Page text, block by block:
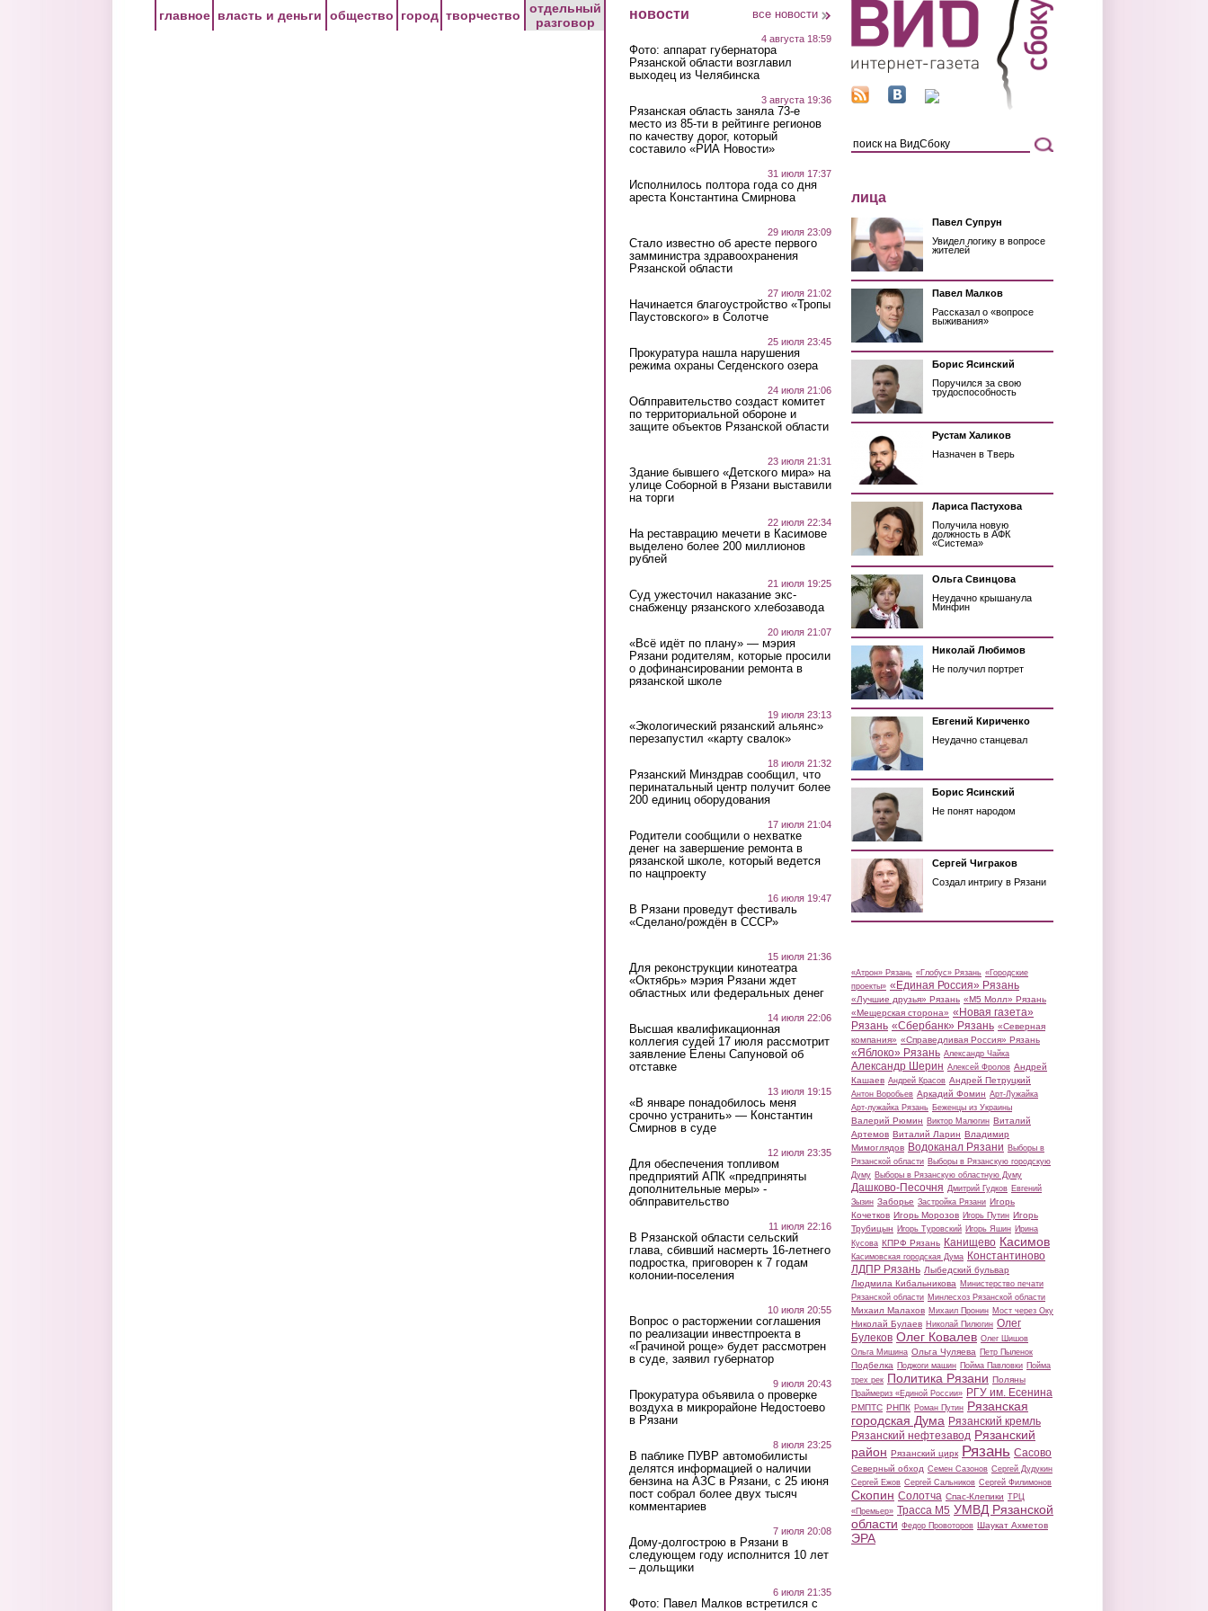
главное власть и деньги общество город творчество
отдельный
разговор
новости все новости
4 августа 18:59
Фото: аппарат губернатора
Рязанской области возглавил
выходец из Челябинска
3 августа 19:36
Рязанская область заняла 73-е
место из 85-ти в рейтинге регионов
по качеству дорог, который
составило «РИА Новости»
31 июля 17:37
Исполнилось полтора года со дня
ареста Константина Смирнова
29 июля 23:09
Стало известно об аресте первого
замминистра здравоохранения
Рязанской области
27 июля 21:02
Начинается благоустройство «Тропы
Паустовского» в Солотче
25 июля 23:45
Прокуратура нашла нарушения
режима охраны Сегденского озера
24 июля 21:06
Облправительство создаст комитет
по территориальной обороне и
защите объектов Рязанской области
23 июля 21:31
Здание бывшего «Детского мира» на
улице Соборной в Рязани выставили
на торги
22 июля 22:34
На реставрацию мечети в Касимове
выделено более 200 миллионов
рублей
21 июля 19:25
Суд ужесточил наказание экс-
снабженцу рязанского хлебозавода
20 июля 21:07
«Всё идёт по плану» — мэрия
Рязани родителям, которые просили
о дофинансировании ремонта в
рязанской школе
19 июля 23:13
«Экологический рязанский альянс»
перезапустил «карту свалок»
18 июля 21:32
Рязанский Минздрав сообщил, что
перинатальный центр получит более
200 единиц оборудования
17 июля 21:04
Родители сообщили о нехватке
денег на завершение ремонта в
рязанской школе, который ведется
по нацпроекту
16 июля 19:47
В Рязани проведут фестиваль
«Сделано/рождён в СССР»
15 июля 21:36
Для реконструкции кинотеатра
«Октябрь» мэрия Рязани ждет
областных или федеральных денег
14 июля 22:06
Высшая квалификационная
коллегия судей 17 июля рассмотрит
заявление Елены Сапуновой об
отставке
13 июля 19:15
«В январе понадобилось меня
срочно устранить» — Константин
Смирнов в суде
12 июля 23:35
Для обеспечения топливом
предприятий АПК «предприняты
дополнительные меры» -
облправительство
11 июля 22:16
В Рязанской области сельский
глава, сбивший насмерть 16-летнего
подростка, приговорен к 7 годам
колонии-поселения
10 июля 20:55
Вопрос о расторжении соглашения
по реализации инвестпроекта в
«Грачиной роще» будет рассмотрен
в суде, заявил губернатор
9 июля 20:43
Прокуратура объявила о проверке
воздуха в микрорайоне Недостоево
в Рязани
8 июля 23:25
В паблике ПУВР автомобилисты
делятся информацией о наличии
бензина на АЗС в Рязани, с 25 июня
пост собрал более двух тысяч
комментариев
7 июля 20:08
Дому-долгострою в Рязани в
следующем году исполнится 10 лет
– дольщики
6 июля 21:35
Фото: Павел Малков встретился с
лица
Павел Супрун
Увидел логику в вопросе
жителей
Павел Малков
Рассказал о «вопросе
выживания»
Борис Ясинский
Поручился за свою
трудоспособность
Рустам Халиков
Назначен в Тверь
Лариса Пастухова
Получила новую
должность в АФК
«Система»
Ольга Свинцова
Неудачно крышанула
Минфин
Николай Любимов
Не получил портрет
Евгений Кириченко
Неудачно станцевал
Борис Ясинский
Не понят народом
Сергей Чиграков
Создал интригу в Рязани
«Атрон» Рязань «Глобус» Рязань «Городские
проекты» «Единая Россия» Рязань
«Лучшие друзья» Рязань «М5 Молл» Рязань
«Мещерская сторона» «Новая газета»
Рязань «Сбербанк» Рязань «Северная
компания» «Справедливая Россия» Рязань
«Яблоко» Рязань Александр Чайка
Александр Шерин Алексей Фролов Андрей
Кашаев Андрей Красов Андрей Петруцкий
Антон Воробьев Аркадий Фомин Арт-Лужайка
Арт-лужайка Рязань Беженцы из Украины
Валерий Рюмин Виктор Малюгин Виталий
Артемов Виталий Ларин Владимир
Мимоглядов Водоканал Рязани Выборы в
Рязанской области Выборы в Рязанскую городскую
Думу Выборы в Рязанскую областную Думу
Дашково-Песочня Дмитрий Гудков Евгений
Зызин Заборье Застройка Рязани Игорь
Кочетков Игорь Морозов Игорь Путин Игорь
Трубицын Игорь Туровский Игорь Яшин Ирина
Кусова КПРФ Рязань Канищево Касимов
Касимовская городская Дума Константиново
ЛДПР Рязань Лыбедский бульвар
Людмила Кибальникова Министерство печати
Рязанской области Минлесхоз Рязанской области
Михаил Малахов Михаил Пронин Мост через Оку
Николай Булаев Николай Пилюгин Олег
Булеков Олег Ковалев Олег Шишов
Ольга Мишина Ольга Чуляева Петр Пыленок
Подбелка Поджоги машин Пойма Павловки Пойма
трех рек Политика Рязани Поляны
Праймериз «Единой России» РГУ им. Есенина
РМПТС РНПК Роман Путин Рязанская
городская Дума Рязанский кремль
Рязанский нефтезавод Рязанский
район Рязанский цирк Рязань Сасово
Северный обход Семен Сазонов Сергей Дудукин
Сергей Ежов Сергей Сальников Сергей Филимонов
Скопин Солотча Спас-Клепики ТРЦ
«Премьер» Трасса М5 УМВД Рязанской
области Федор Провоторов Шаукат Ахметов
ЭРА